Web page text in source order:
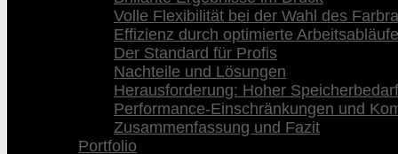
Volle Flexibilität bei der Wahl des
Effizienz durch optimierte Arbeitsabläufe
Der Standard für Profis
Nachteile und Lösungen
Herausforderung: Hoher Speicherbedarf
Performance-Einschränkungen und
Zusammenfassung und Fazit
Portfolio